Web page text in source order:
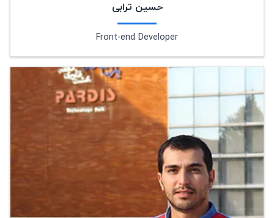
حسین ترابی
Front-end Developer